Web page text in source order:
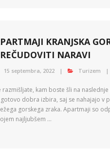
KRANJSKA
NARAVI
15 septembra, 2022 Turizem
razmišljate, kam boste šli na
dobra izbira, saj se nahajajo v
gorskega zraka. Apartmaji so
najljubšem …